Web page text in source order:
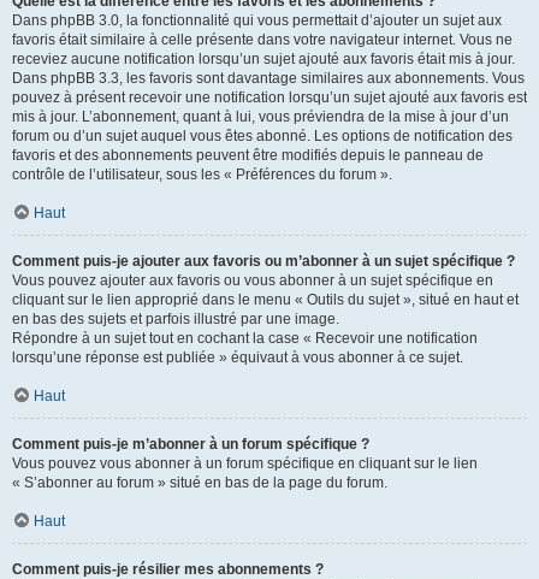
Dans phpBB 3.0, la fonctionnalité qui vous permettait d’ajouter un sujet aux
favoris était similaire à celle présente dans votre navigateur internet. Vous ne
receviez aucune notification lorsqu’un sujet ajouté aux favoris était mis à jour.
Dans phpBB 3.3, les favoris sont davantage similaires aux abonnements. Vous
pouvez à présent recevoir une notification lorsqu’un sujet ajouté aux favoris est
mis à jour. L’abonnement, quant à lui, vous préviendra de la mise à jour d’un
forum ou d’un sujet auquel vous êtes abonné. Les options de notification des
favoris et des abonnements peuvent être modifiés depuis le panneau de
contrôle de l’utilisateur, sous les « Préférences du forum ».
Haut
Comment puis-je ajouter aux favoris ou m’abonner à un sujet spécifique ?
Vous pouvez ajouter aux favoris ou vous abonner à un sujet spécifique en
cliquant sur le lien approprié dans le menu « Outils du sujet », situé en haut et
en bas des sujets et parfois illustré par une image.
Répondre à un sujet tout en cochant la case « Recevoir une notification
lorsqu’une réponse est publiée » équivaut à vous abonner à ce sujet.
Haut
Comment puis-je m’abonner à un forum spécifique ?
Vous pouvez vous abonner à un forum spécifique en cliquant sur le lien
« S’abonner au forum » situé en bas de la page du forum.
Haut
Comment puis-je résilier mes abonnements ?